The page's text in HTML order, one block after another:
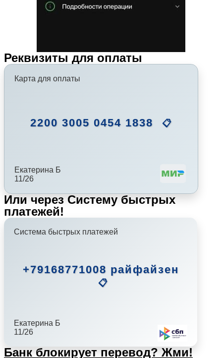
Реквизиты для оплаты
Карта для оплаты
2200 3005 0454 1838 📋
Екатерина Б
11/26
Или через Систему быстрых
платежей!
Система быстрых платежей
+79168771008 райфайзен
📋
Екатерина Б
11/26
Банк блокирует перевод? Жми!